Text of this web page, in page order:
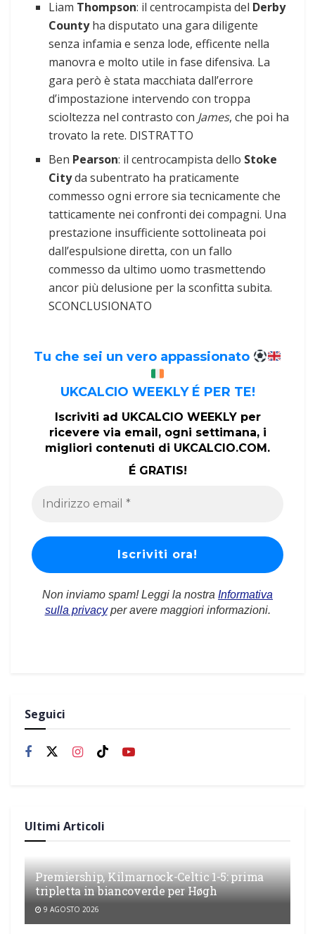
Liam Thompson: il centrocampista del Derby
Countyha disputato una gara diligente
senza infamia e senza lode, efficente nella
manovra e molto utile in fase difensiva. La
gara però è stata macchiata dall’errore
d’impostazione intervendo con troppa
scioltezza nel contrasto con James, che poi ha
trovato la rete. DISTRATTO
Ben Pearson: il centrocampista dello Stoke
Cityda subentrato ha praticamente
commesso ogni errore sia tecnicamente che
tatticamente nei confronti dei compagni. Una
prestazione insufficiente sottolineata poi
dall’espulsione diretta, con un fallo
commesso da ultimo uomo trasmettendo
ancor più delusione per la sconfitta subita.
SCONCLUSIONATO
Tu che sei un vero appassionato
UKCALCIO WEEKLY É PER TE!
Iscriviti ad UKCALCIO WEEKLY per
ricevere via email, ogni settimana, i
migliori contenuti di UKCALCIO.COM.
É GRATIS!
Non inviamo spam! Leggi la nostra Informativa
sulla privacyper avere maggiori informazioni.
Seguici
Ultimi Articoli
Premiership, Kilmarnock-Celtic 1-5: prima
tripletta in biancoverde per Høgh
9 AGOSTO 2026